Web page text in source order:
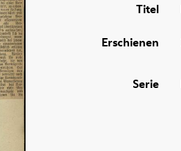
Titel
Erschienen
Serie